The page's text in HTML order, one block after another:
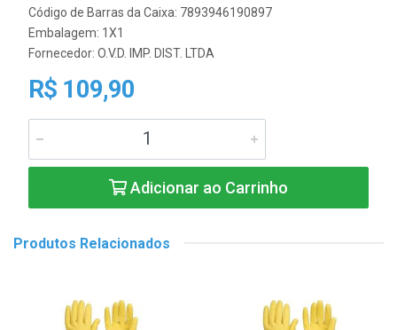
Código de Barras da Caixa: 7893946190897
Embalagem: 1X1
Fornecedor: O.V.D. IMP. DIST. LTDA
R$ 109,90
Adicionar ao Carrinho
Produtos Relacionados